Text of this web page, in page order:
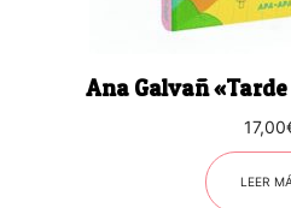
Ana Galvañ
17,00
LEER